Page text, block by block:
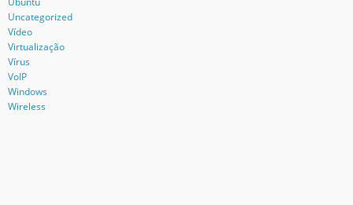
Uncategorized
Vídeo
Virtualização
Vírus
VoIP
Windows
Wireless